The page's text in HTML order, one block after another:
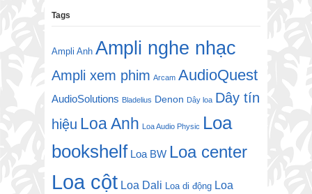
Tags
Ampli Anh Ampli nghe nhạc
Ampli xem phim Arcam AudioQuest
AudioSolutions Bladelius Denon Dây loa Dây tín
hiệu Loa Anh Loa Audio Physic Loa
bookshelf Loa BW Loa center
Loa cột Loa Dali Loa di động Loa